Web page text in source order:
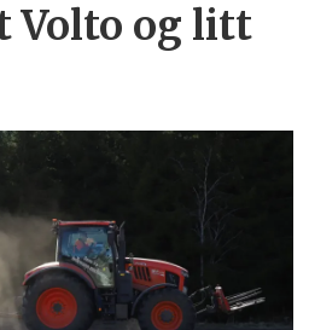
Volto og litt